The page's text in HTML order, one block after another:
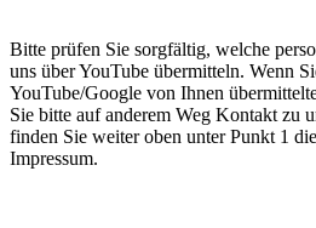
Bitte prüfen Sie sorgfältig, welche
uns über YouTube übermitteln. Wenn
YouTube/Google von Ihnen
Sie bitte auf anderem Weg Kontakt zu
finden Sie weiter oben unter Punkt 1
Impressum.